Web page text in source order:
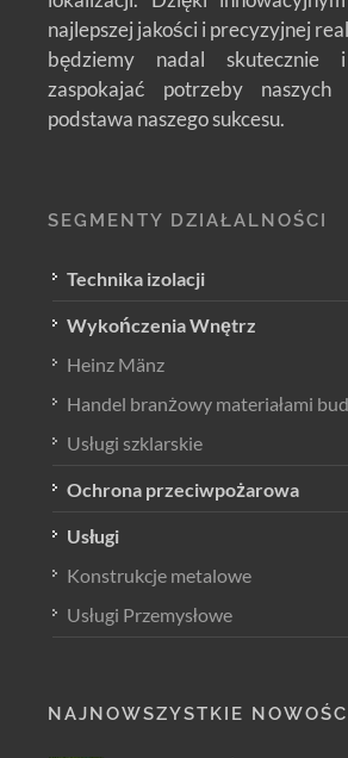
najlepszej jakości i precyzyjnej
będziemy nadal skutecznie i
zaspokajać potrzeby
podstawa naszego sukcesu.
SEGMENTY DZIAŁALNOŚCI
Technika izolacji
Wykończenia Wnętrz
Heinz Mänz
Handel branżowy materiałami
Usługi szklarskie
Ochrona przeciwpożarowa
Usługi
Konstrukcje metalowe
Usługi Przemysłowe
NAJNOWSZYSTKIE